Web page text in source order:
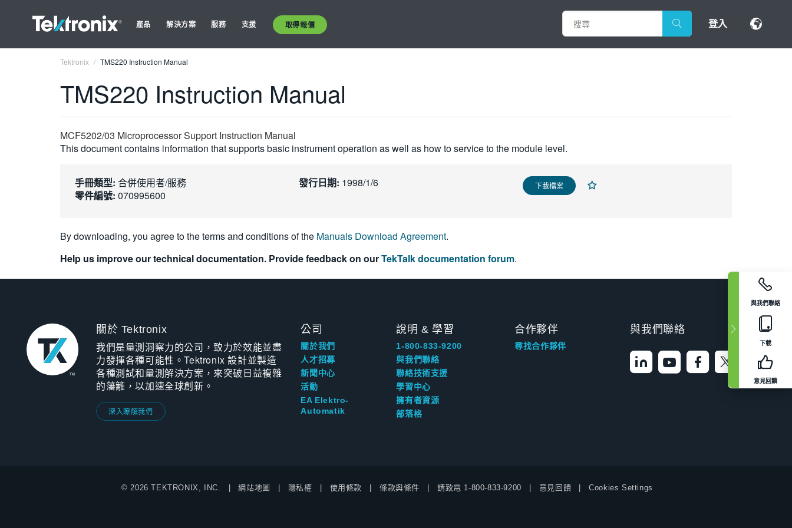
產品 解決方案 服務 支援 取得報價 登入
與我們聯絡
下載
意見回饋
Tektronix TMS220 Instruction Manual
TMS220 Instruction Manual
MCF5202/03 Microprocessor Support Instruction Manual
This document contains information that supports basic instrument operation as well as how to service to the module level.
手冊類型: 合併使用者/服務
零件編號: 070995600
發行日期: 1998/1/6 下載檔案
By downloading, you agree to the terms and conditions of the Manuals Download Agreement.
Help us improve our technical documentation. Provide feedback on ourTekTalk documentation forum.
關於 Tektronix
我們是量測洞察力的公司，致力於效能並盡
力發揮各種可能性。Tektronix 設計並製造
各種測試和量測解決方案，來突破日益複雜
的藩籬，以加速全球創新。
深入瞭解我們
公司
關於我們
人才招募
新聞中心
活動
EA Elektro-
Automatik
說明 & 學習
1-800-833-9200
與我們聯絡
聯絡技術支援
學習中心
擁有者資源
部落格
合作夥伴
尋找合作夥伴
與我們聯絡
© 2026 TEKTRONIX, INC. 網站地圖 隱私權 使用條款 條款與條件 請致電 1-800-833-9200 意見回饋 Cookies Settings